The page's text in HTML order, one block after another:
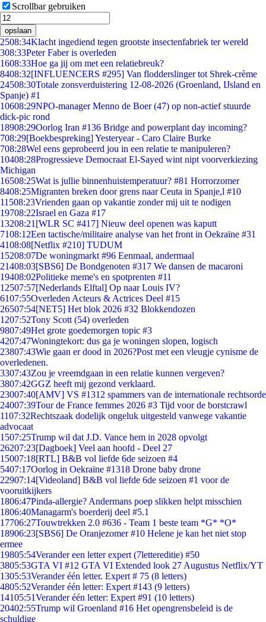
Scrollbar gebruiken
opslaan
2508:34Klacht ingediend tegen grootste insectenfabriek ter wereld
308:33Peter Faber is overleden
1608:33Hoe ga jij om met een relatiebreuk?
8408:32[INFLUENCERS #295] Van flodderslinger tot Shrek-crème
24508:30Totale zonsverduistering 12-08-2026 (Groenland, IJsland en
Spanje) #1
10608:29NPO-manager Menno de Boer (47) op non-actief stuurde
dick-pic rond
18908:29Oorlog Iran #136 Bridge and powerplant day incoming?
708:29[Boekbespreking] Yesteryear - Caro Claire Burke
708:28Wel eens geprobeerd jou in een relatie te manipuleren?
10408:28Progressieve Democraat El-Sayed wint nipt voorverkiezing
Michigan
16508:25Wat is jullie binnenhuistemperatuur? #81 Horrorzomer
8408:25Migranten breken door grens naar Ceuta in Spanje,l #10
11508:23Vrienden gaan op vakantie zonder mij uit te nodigen
19708:22Israel en Gaza #17
13208:21 [WLR SC #417] Nieuw deel openen was kaputt
7108:12Een tactische/militaire analyse van het front in Oekraïne #31
4108:08[Netflix #210] TUDUM
15208:07De woningmarkt #96 Eenmaal, andermaal
21408:03[SBS6] De Bondgenoten #317 We dansen de macaroni
19408:02Politieke meme's en spotprenten #11
12507:57[Nederlands Elftal] Op naar Louis IV?
6107:55Overleden Acteurs & Actrices Deel #15
26507:54[NET5] Het blok 2026 #32 Blokkendozen
1207:52Tony Scott (54) overleden
9807:49Het grote goedemorgen topic #3
4207:47Woningtekort: dus ga je woningen slopen, logisch
23807:43Wie gaan er dood in 2026?Post met een vleugje cynisme de
overledenen.
3307:43Zou je vreemdgaan in een relatie kunnen vergeven?
3807:42GGZ heeft mij gezond verklaard.
23007:40[AMV] VS #1312 spammers van de internationale rechtsorde
24007:39Tour de France femmes 2026 #3 Tijd voor de borstcrawl
1107:32Rechtszaak dodelijk ongeluk uitgesteld vanwege vakantie
advocaat
1507:25Trump wil dat J.D. Vance hem in 2028 opvolgt
26207:23[Dagboek] Veel aan hoofd - Deel 27
15007:18[RTL] B&B vol liefde 6de seizoen #4
5407:17Oorlog in Oekraïne #1318 Drone baby drone
22907:14[Videoland] B&B vol liefde 6de seizoen #1 voor de
vooruitkijkers
1806:47Pinda-allergie? Andermans poep slikken helpt misschien
1806:40Managarm's boerderij deel #5.1
17706:27Touwtrekken 2.0 #636 - Team 1 beste team *G* *O*
18906:23[SBS6] De Oranjezomer #10 Helene je kan het niet stop
ermee
19805:54Verander een letter expert (7lettereditie) #50
3805:53GTA VI #12 GTA VI Extended look 27 Augustus Netflix/YT
1305:53Verander één letter. Expert # 75 (8 letters)
4805:52Verander één letter: Expert #143 (9 letters)
14105:51Verander één letter: Expert #91 (10 letters)
20402:55Trump wil Groenland #16 Het opengrensbeleid is de
schuldige